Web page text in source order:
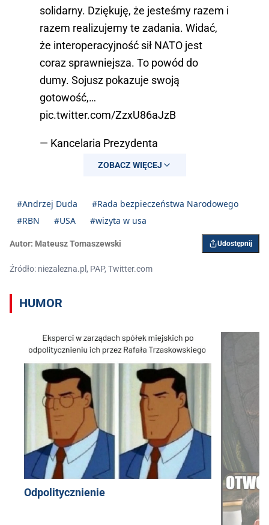
solidarny. Dziękuję, że jesteśmy razem i
razem realizujemy te zadania. Widać,
że interoperacyjność sił NATO jest
coraz sprawniejsza. To powód do
dumy. Sojusz pokazuje swoją
gotowość,…
pic.twitter.com/ZzxU86aJzB
— Kancelaria Prezydenta
(@prezydentpl)March 5, 2024
ZOBACZ WIĘCEJ
#Andrzej Duda
#Rada bezpieczeństwa Narodowego
#RBN
#USA #wizyta w usa
Autor: Mateusz Tomaszewski Udostępnij
Źródło: niezalezna.pl, PAP, Twitter.com
HUMOR
Odpolitycznienie